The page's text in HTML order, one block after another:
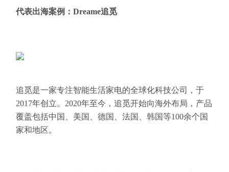
代表出海案例：Dreame追觅
追觅是一家专注智能生活家电的全球化科技公司，于
2017年创立。2020年至今，追觅开始向海外布局，产品
覆盖包括中国、美国、德国、法国、韩国等100余个国
家和地区。